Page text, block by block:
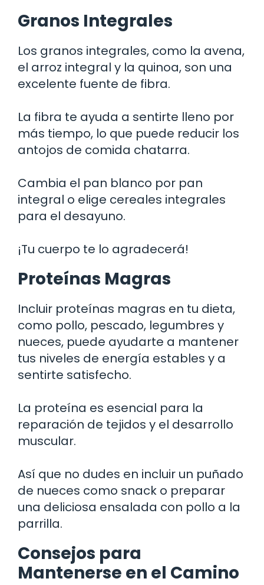
Granos Integrales
Los granos integrales, como la avena,
el arroz integral y la quinoa, son una
excelente fuente de fibra.
La fibra te ayuda a sentirte lleno por
más tiempo, lo que puede reducir los
antojos de comida chatarra.
Cambia el pan blanco por pan
integral o elige cereales integrales
para el desayuno.
¡Tu cuerpo te lo agradecerá!
Proteínas Magras
Incluir proteínas magras en tu dieta,
como pollo, pescado, legumbres y
nueces, puede ayudarte a mantener
tus niveles de energía estables y a
sentirte satisfecho.
La proteína es esencial para la
reparación de tejidos y el desarrollo
muscular.
Así que no dudes en incluir un puñado
de nueces como snack o preparar
una deliciosa ensalada con pollo a la
parrilla.
Consejos para
Mantenerse en el Camino